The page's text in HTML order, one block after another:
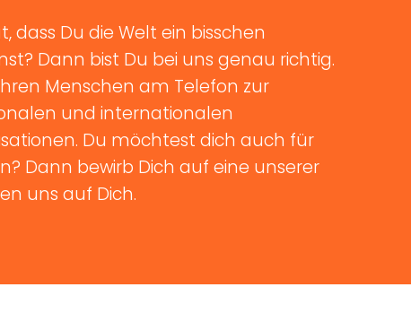
dass Du die Welt ein bisschen
Dann bist Du bei uns genau richtig.
Menschen am Telefon zur
und internationalen
Du möchtest dich auch für
Dann bewirb Dich auf eine unserer
uns auf Dich.